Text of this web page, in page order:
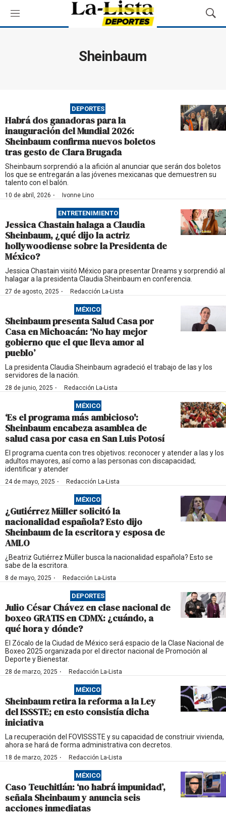
M
e
M
o
ú
s
q
u
a
Sheinbaum
DEPORTES
Habrá dos ganadoras para la
inauguración del Mundial 2026:
Sheinbaum confirma nuevos boletos
tras gesto de Clara Brugada
Sheinbaum sorprendió a la afición al anunciar que serán dos boletos
los que se entregarán a las jóvenes mexicanas que demuestren su
talento con el balón.
10 de abril, 2026 · Ivonne Lino
ENTRETENIMIENTO
Jessica Chastain halaga a Claudia
Sheinbaum, ¿qué dijo la actriz
hollywoodiense sobre la Presidenta de
México?
Jessica Chastain visitó México para presentar Dreams y sorprendió al
halagar a la presidenta Claudia Sheinbaum en conferencia.
27 de agosto, 2025 · Redacción La-Lista
MÉXICO
Sheinbaum presenta Salud Casa por
Casa en Michoacán: ‘No hay mejor
gobierno que el que lleva amor al
pueblo’
La presidenta Claudia Sheinbaum agradeció el trabajo de las y los
servidores de la nación.
28 de junio, 2025 · Redacción La-Lista
MÉXICO
‘Es el programa más ambicioso':
Sheinbaum encabeza asamblea de
salud casa por casa en San Luis Potosí
El programa cuenta con tres objetivos: reconocer y atender a las y los
adultos mayores, así como a las personas con discapacidad;
identificar y atender
24 de mayo, 2025 · Redacción La-Lista
MÉXICO
¿Gutiérrez Müller solicitó la
nacionalidad española? Esto dijo
Sheinbaum de la escritora y esposa de
AMLO
¿Beatriz Gutiérrez Müller busca la nacionalidad española? Esto se
sabe de la escritora.
8 de mayo, 2025 · Redacción La-Lista
DEPORTES
Julio César Chávez en clase nacional de
boxeo GRATIS en CDMX: ¿cuándo, a
qué hora y dónde?
El Zócalo de la Ciudad de México será espacio de la Clase Nacional de
Boxeo 2025 organizada por el director nacional de Promoción al
Deporte y Bienestar.
28 de marzo, 2025 · Redacción La-Lista
MÉXICO
Sheinbaum retira la reforma a la Ley
del ISSSTE; en esto consistía dicha
iniciativa
La recuperación del FOVISSSTE y su capacidad de constriuir vivienda,
ahora se hará de forma administrativa con decretos.
18 de marzo, 2025 · Redacción La-Lista
MÉXICO
Caso Teuchitlán: ‘no habrá impunidad’,
señala Sheinbaum y anuncia seis
acciones inmediatas